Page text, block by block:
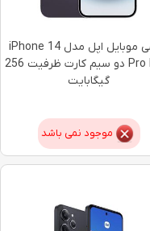
گوشی موبایل اپل مدل iPhone 14
Pro MAX دو سیم کارت ظرفیت 256
گیگابایت
موجود نمی باشد